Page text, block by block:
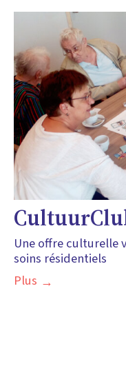
Une offre culturelle
soins résidentiels
Plus